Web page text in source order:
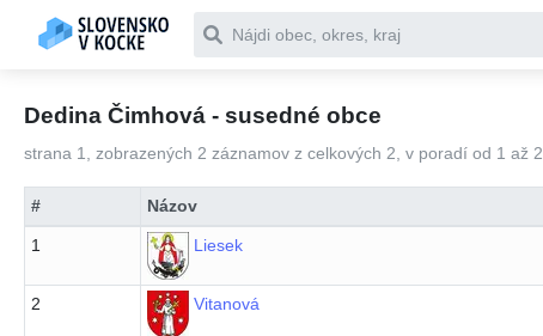
Čo chceš vyhľadať
Dedina Čimhová - susedné obce
strana 1, zobrazených 2 záznamov z celkových 2, v poradí od 1 až 2
# Názov
1 Liesek
2 Vitanová